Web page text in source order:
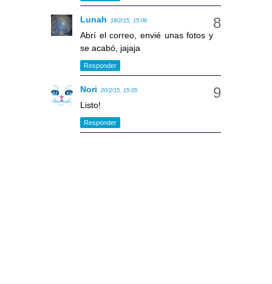
Lunah 18/2/15, 15:06
Abrí el correo, envié unas fotos y
se acabó, jajaja
Responder
Nori 20/2/15, 15:05
Listo!
Responder